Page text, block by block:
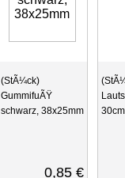
(StÃ¼ck)
GummifuÃŸ
schwarz, 38x25mm
0,85 €
30cm